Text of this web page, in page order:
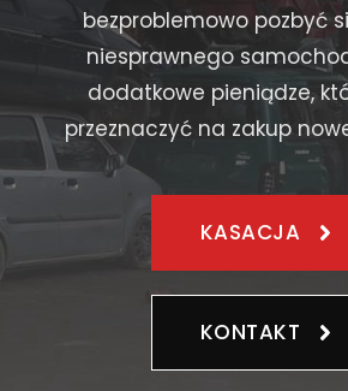
bezproblemowo pozbyć
niesprawnego
dodatkowe pieniądze,
przeznaczyć na zakup
KASACJA
KONTAKT